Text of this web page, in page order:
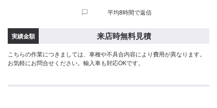
平均8時間で返信
実績金額 来店時無料見積
こちらの作業につきましては、車種や不具合内容により費用が異なります。
お気軽にお問合せください。輸入車も対応OKです。